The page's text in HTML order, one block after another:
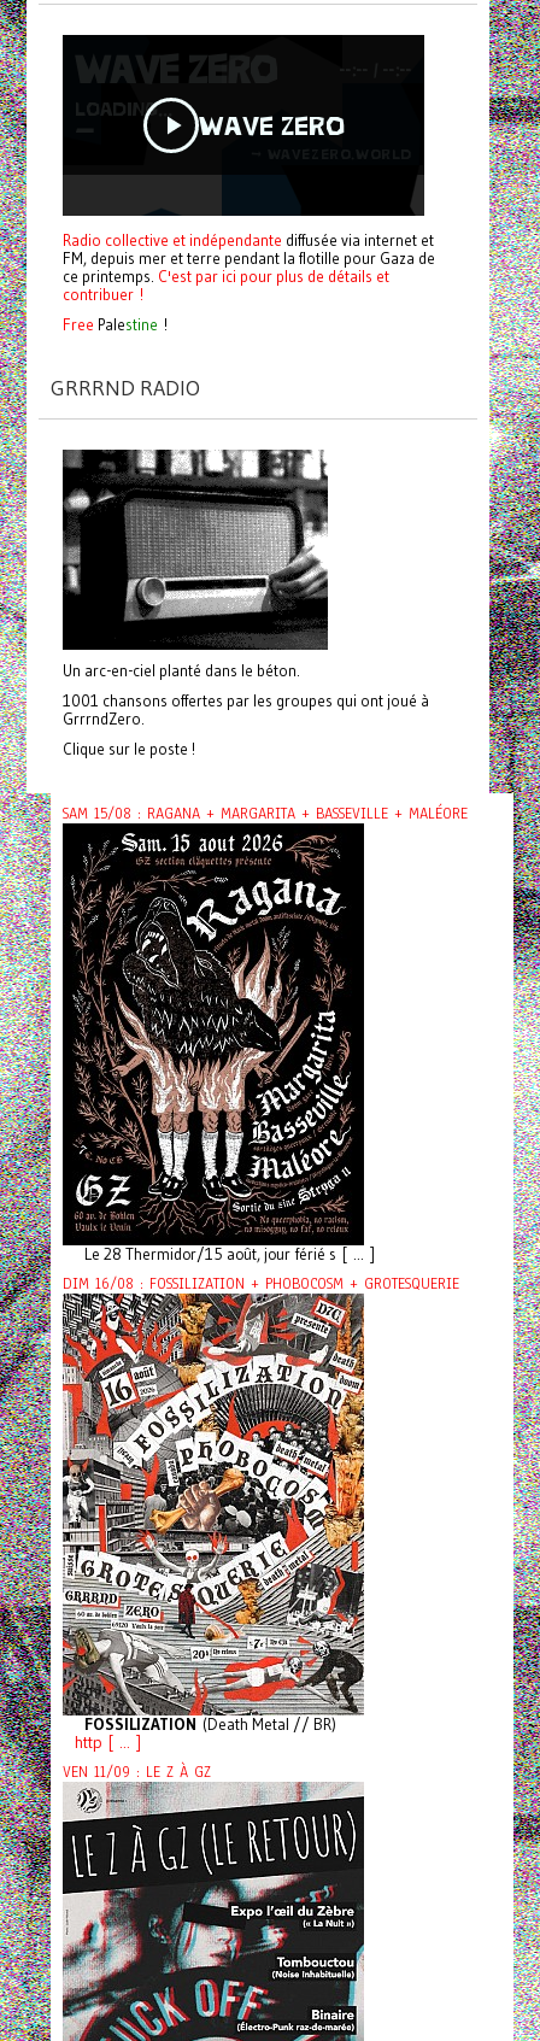
Radio collective et indépendante diffusée via internet et
FM, depuis mer et terre pendant la flotille pour Gaza de
ce printemps. C'est par ici pour plus de détails et
contribuer !
Free Palestine !
GRRRND RADIO
Un arc-en-ciel planté dans le béton.
1001 chansons offertes par les groupes qui ont joué à
GrrrndZero.
Clique sur le poste !
SAM 15/08 : RAGANA + MARGARITA + BASSEVILLE + MALÉORE
Le 28 Thermidor/15 août, jour férié s [ ... ]
DIM 16/08 : FOSSILIZATION + PHOBOCOSM + GROTESQUERIE
FOSSILIZATION (Death Metal // BR)
http [ ... ]
VEN 11/09 : LE Z À GZ